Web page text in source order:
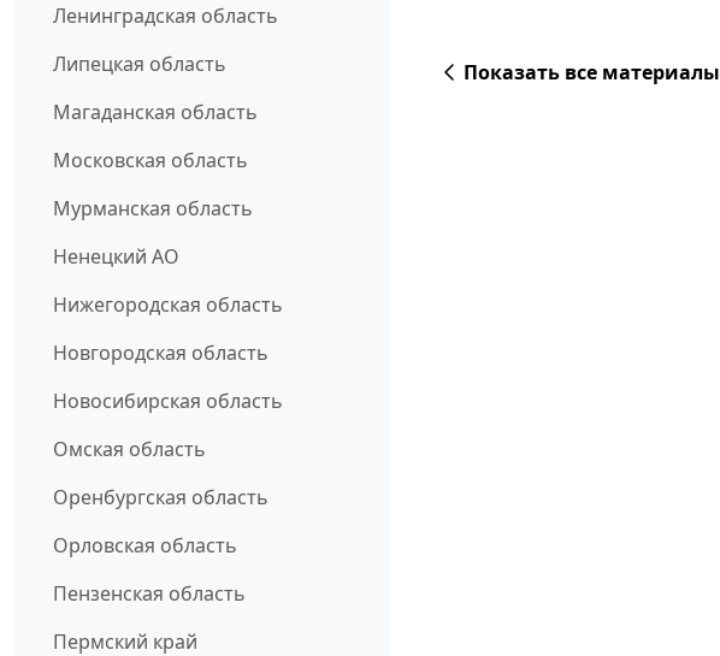
Ленинградская область
Липецкая область
Магаданская область
Московская область
Мурманская область
Ненецкий АО
Нижегородская область
Новгородская область
Новосибирская область
Омская область
Оренбургская область
Орловская область
Пензенская область
Пермский край
Показать все материалы